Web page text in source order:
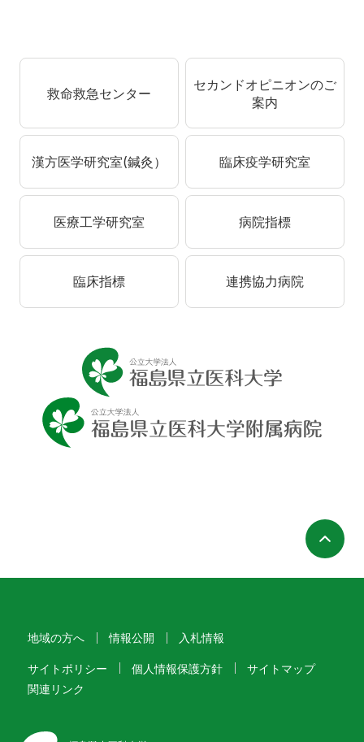
救命救急センター
セカンドオピニオンのご
案内
漢方医学研究室(鍼灸） 臨床疫学研究室
医療工学研究室 病院指標
臨床指標 連携協力病院
地域の方へ 情報公開 入札情報
サイトポリシー 個人情報保護方針
サイトマップ
関連リンク